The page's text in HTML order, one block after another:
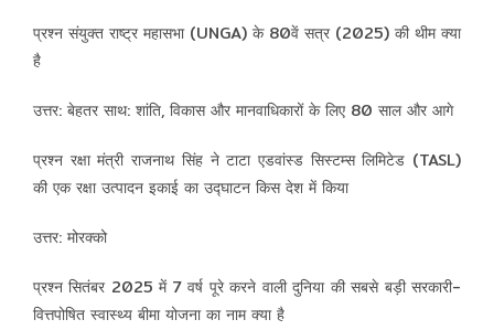
प्रश्न संयुक्त राष्ट्र महासभा (UNGA) के 80वें सत्र (2025) की थीम क्या
है
उत्तर: बेहतर साथ: शांति, विकास और मानवाधिकारों के लिए 80 साल और आगे
प्रश्न रक्षा मंत्री राजनाथ सिंह ने टाटा एडवांस्ड सिस्टम्स लिमिटेड (TASL)
की एक रक्षा उत्पादन इकाई का उद्घाटन किस देश में किया
उत्तर: मोरक्को
प्रश्न सितंबर 2025 में 7 वर्ष पूरे करने वाली दुनिया की सबसे बड़ी सरकारी-
वित्तपोषित स्वास्थ्य बीमा योजना का नाम क्या है